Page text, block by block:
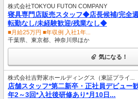
株式会社TOKYOU FUTON COMPANY
寝具専門店販売スタッフ◆店長候補/完全
転勤なし/未経験歓迎/残業なし◆
■月給25万円 ■年収例 入社1年...
千葉県、東京都、神奈川県ほか
気になる！
株式会社吉野家ホールディングス（東証プライ...
店舗スタッフ*第二新卒・正社員デビュー
年2～3回*入社後研修あり*月10日...